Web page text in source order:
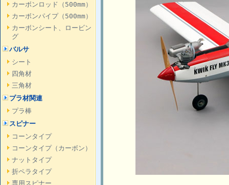
カーボンロッド（500mm）
カーボンパイプ（500mm）
カーボンシート、ロービン
グ
バルサ
シート
四角材
三角材
プラ材関連
プラ棒
スピナー
コーンタイプ
コーンタイプ（カーボン）
ナットタイプ
折ペラタイプ
専用スピナー